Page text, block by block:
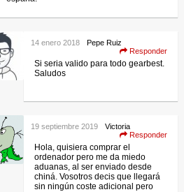
Pepe Ruiz
14 enero 2018
Responder
Si seria valido para todo gearbest.
Saludos
Victoria
19 septiembre 2019
Responder
Hola, quisiera comprar el
ordenador pero me da miedo
aduanas, al ser enviado desde
chiná. Vosotros decis que llegará
sin ningún coste adicional pero